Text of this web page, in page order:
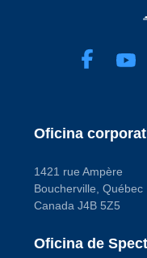
Oficina
1421 rue Ampère
Boucherville, Québec
Canada J4B 5Z5
Oficina de